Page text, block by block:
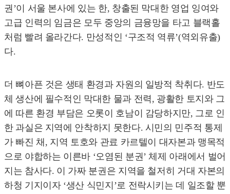
권’이 서울 본사에 있는 한, 창출된 막대한 영업 잉여와
고급 인력의 임금은 모두 중앙의 금융망을 타고 블랙홀
처럼 빨려 올라간다. 만성적인 ‘구조적 역류’(역외유출)
다.
더 뼈아픈 것은 생태 환경과 자원의 일방적 착취다. 반도
체 생산에 필수적인 막대한 물과 전력, 광활한 토지와 그
에 따른 환경 부담은 오롯이 호남이 감당하지만, 그로 인
한 과실은 지역에 안착하지 못한다. 시민의 민주적 통제
가 빠진 채, 지역 토호와 관료 카르텔이 대자본과 맹목적
으로 야합하는 이른바 ‘오염된 분권’ 체제 아래에서 벌어
지는 참사다. 이 가짜 분권은 지역을 철저히 거대 자본의
하청 기지이자 ‘생산 식민지’로 전락시키는 데 일조할 뿐